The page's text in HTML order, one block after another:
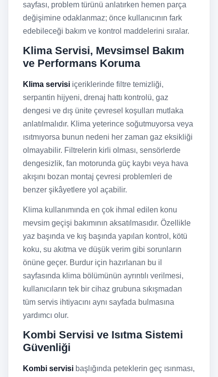
sayfası, problem türünü anlatırken hemen parça
değişimine odaklanmaz; önce kullanıcının fark
edebileceği bakım ve kontrol maddelerini sıralar.
Klima Servisi, Mevsimsel Bakım
ve Performans Koruma
Klima servisi içeriklerinde filtre temizliği,
serpantin hijyeni, drenaj hattı kontrolü, gaz
dengesi ve dış ünite çevresel koşulları mutlaka
anlatılmalıdır. Klima yeterince soğutmuyorsa veya
ısıtmıyorsa bunun nedeni her zaman gaz eksikliği
olmayabilir. Filtrelerin kirli olması, sensörlerde
dengesizlik, fan motorunda güç kaybı veya hava
akışını bozan montaj çevresi problemleri de
benzer şikâyetlere yol açabilir.
Klima kullanımında en çok ihmal edilen konu
mevsim geçişi bakımının aksatılmasıdır. Özellikle
yaz başında ve kış başında yapılan kontrol, kötü
koku, su akıtma ve düşük verim gibi sorunların
önüne geçer. Burdur için hazırlanan bu il
sayfasında klima bölümünün ayrıntılı verilmesi,
kullanıcıların tek bir cihaz grubuna sıkışmadan
tüm servis ihtiyacını aynı sayfada bulmasına
yardımcı olur.
Kombi Servisi ve Isıtma Sistemi
Güvenliği
Kombi servisi başlığında peteklerin geç ısınması,